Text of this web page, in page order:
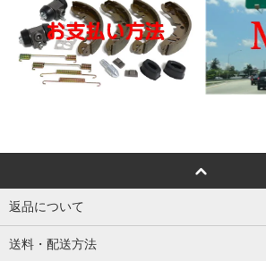
返品について
送料・配送方法